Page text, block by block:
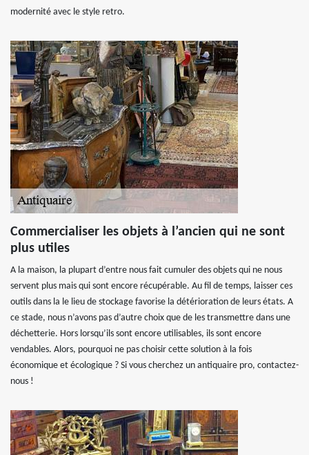
modernité avec le style retro.
Commercialiser les objets à l’ancien qui ne sont
plus utiles
A la maison, la plupart d’entre nous fait cumuler des objets qui ne nous
servent plus mais qui sont encore récupérable. Au fil de temps, laisser ces
outils dans la le lieu de stockage favorise la détérioration de leurs états. A
ce stade, nous n’avons pas d’autre choix que de les transmettre dans une
déchetterie. Hors lorsqu’ils sont encore utilisables, ils sont encore
vendables. Alors, pourquoi ne pas choisir cette solution à la fois
économique et écologique ? Si vous cherchez un antiquaire pro, contactez-
nous !